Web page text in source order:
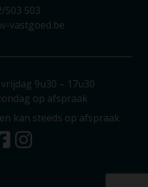
503 503
vastgoed.be
9u30 – 17u30
op afspraak
kan steeds op afspraak